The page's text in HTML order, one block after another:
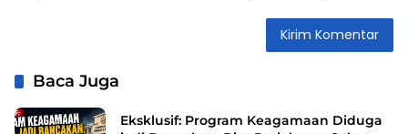
Baca Juga
Eksklusif: Program Keagamaan Diduga